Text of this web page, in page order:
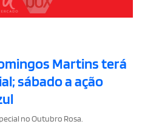
Martins terá
sábado a ação
no Outubro Rosa.